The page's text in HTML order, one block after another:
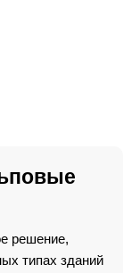
решение,
типах зданий